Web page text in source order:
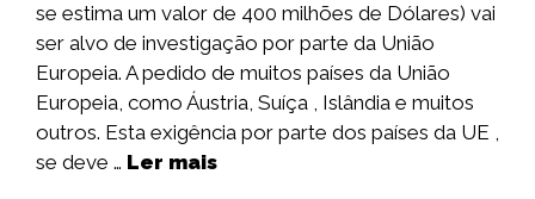
se estima um valor de 400 milhões de Dólares) vai
ser alvo de investigação por parte da União
Europeia. A pedido de muitos países da União
Europeia, como Áustria, Suíça , Islândia e muitos
outros. Esta exigência por parte dos países da UE ,
se deve … Ler mais